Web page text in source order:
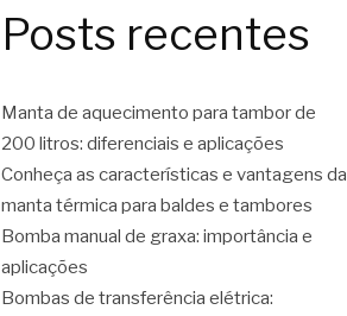
Posts recentes
Manta de aquecimento para tambor de
200 litros: diferenciais e aplicações
Conheça as características e vantagens da
manta térmica para baldes e tambores
Bomba manual de graxa: importância e
aplicações
Bombas de transferência elétrica: